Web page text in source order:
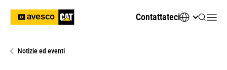
Contattateci
Notizie ed eventi